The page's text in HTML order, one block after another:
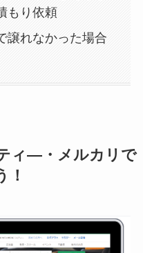
もり依頼
譲れなかった場合
ィ―・メルカリで
！